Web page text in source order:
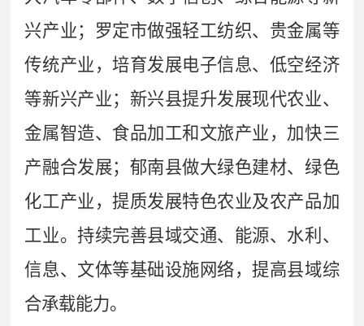
兴产业；罗定市做强轻工纺织、贵金属等
传统产业，培育发展电子信息、低空经济
等新兴产业；新兴县提升发展现代农业、
金属智造、食品加工和文旅产业，加快三
产融合发展；郁南县做大绿色建材、绿色
化工产业，提质发展特色农业及农产品加
工业。持续完善县域交通、能源、水利、
信息、文体等基础设施网络，提高县域综
合承载能力。